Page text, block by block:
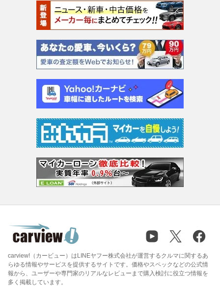
carview!（カービュー）はLINEヤフー株式会社が運営するクルマに関するあ
らゆる情報やサービスを提供するサイトです。価格やスペックなどの公式情
報から、ユーザーや専門家のリアルなレビューまで購入検討に役立つ情報を
多く掲載しています。